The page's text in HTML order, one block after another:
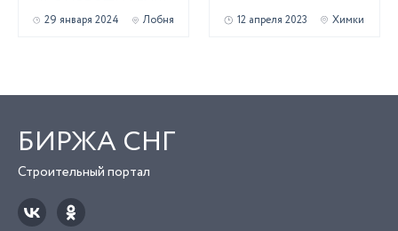
СЕРТИФИЦИРОВАНА
ПО ГОСТ 2024Г.
29 января 2024 Лобня 12 апреля 2023 Химки
БИРЖА СНГ
Строительный портал